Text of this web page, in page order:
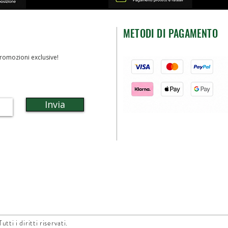
METODI DI PAGAMENTO
Invia
exclusive!
i diritti riservati.